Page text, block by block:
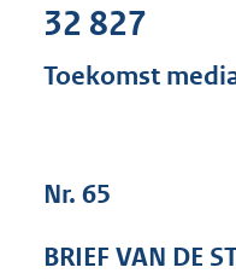
32 827
Toekomst
Nr. 65
BRIEF VAN DE